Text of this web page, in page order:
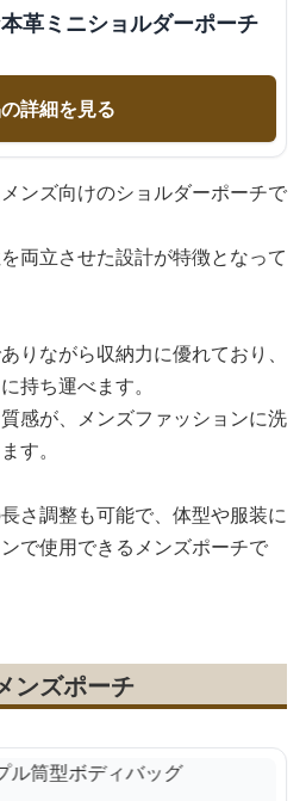
革ミニショルダーポーチ
詳細を見る
ンズ向けのショルダーポーチで
両立させた設計が特徴となって
りながら収納力に優れており、
持ち運べます。
感が、メンズファッションに洗
す。
さ調整も可能で、体型や服装に
で使用できるメンズポーチで
ンズポーチ